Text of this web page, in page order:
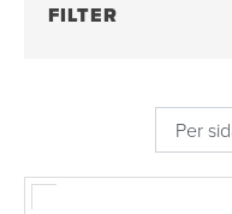
FILTER